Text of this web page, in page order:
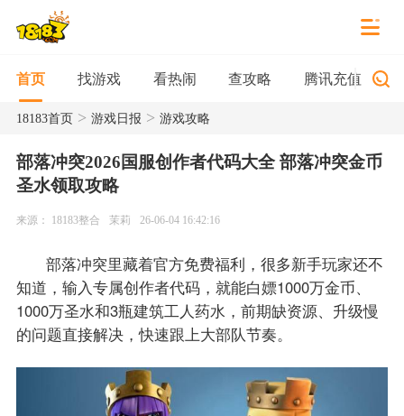
首页 找游戏 看热闹 查攻略 腾讯充值
18183首页> 游戏日报 > 游戏攻略
部落冲突2026国服创作者代码大全 部落冲突金币
圣水领取攻略
来源： 18183整合 茉莉 26-06-04 16:42:16
部落冲突里藏着官方免费福利，很多新手玩家还不
知道，输入专属创作者代码，就能白嫖1000万金币、
1000万圣水和3瓶建筑工人药水，前期缺资源、升级慢
的问题直接解决，快速跟上大部队节奏。